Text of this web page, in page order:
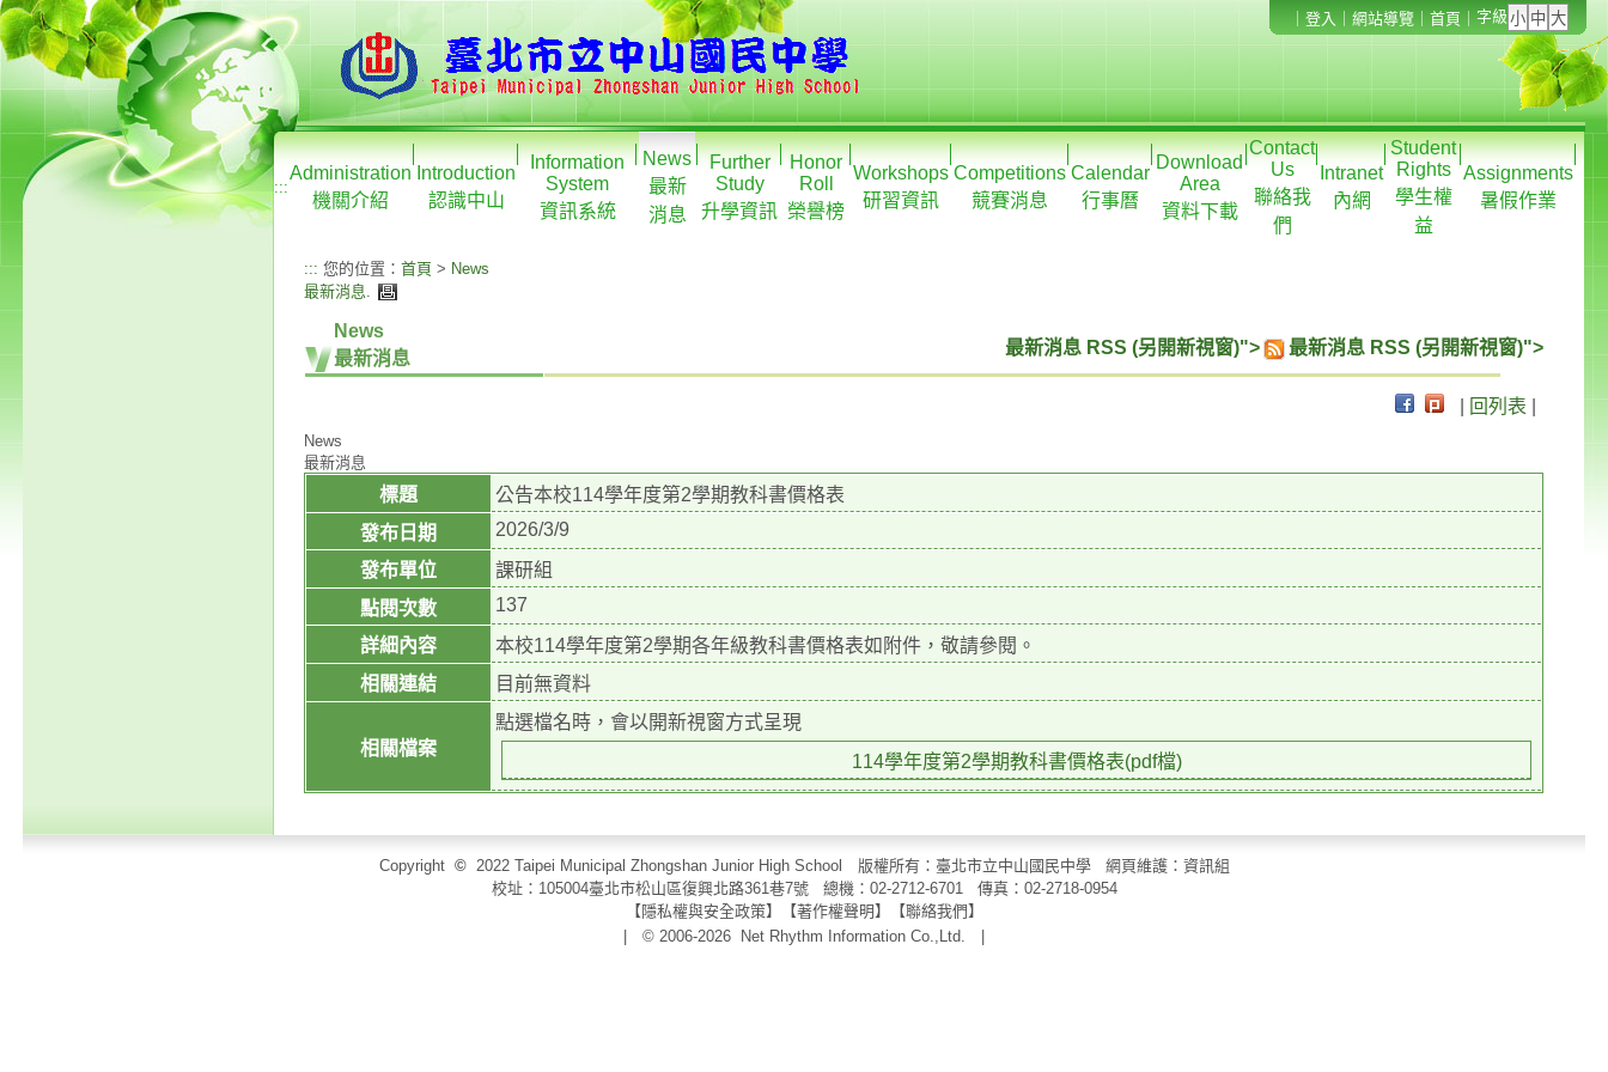
登入 網站導覽 首頁 字級
:::
Administration
機關介紹
Introduction
認識中山
Information
System
資訊系統
News
最新
消息
Further
Study
升學資訊
Honor
Roll
榮譽榜
Workshops
研習資訊
Competitions
競賽消息
Calendar
行事曆
Download
Area
資料下載
Contact
Us
聯絡我
們
Intranet
內網
Student
Rights
學生權
益
Assignments
暑假作業
::: 您的位置： 首頁 > News
最新消息.
News
最新消息
最新消息 RSS (另開新視窗)"> 最新消息 RSS (另開新視窗)">
回列表
News
最新消息
標題
公告本校114學年度第2學期教科書價格表
發布日期
2026/3/9
發布單位
課研組
點閱次數
137
詳細內容
本校114學年度第2學期各年級教科書價格表如附件，敬請參閱。
相關連結
目前無資料
相關檔案
點選檔名時，會以開新視窗方式呈現
114學年度第2學期教科書價格表(pdf檔)
Copyright © 2022 Taipei Municipal Zhongshan Junior High School 版權所有：臺北市立中山國民中學 網頁維護：資訊組
校址：105004臺北市松山區復興北路361巷7號 總機：02-2712-6701 傳真： 02-2718-0954
【隱私權與安全政策】【著作權聲明 】 【聯絡我們 】
| © 2006-2026
Net Rhythm Information Co.,Ltd.